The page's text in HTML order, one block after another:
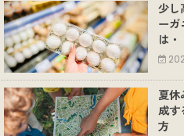
少し
ーガ
は・
夏休
成す
方